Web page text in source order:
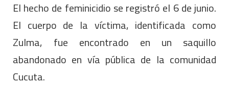
El hecho de feminicidio se registró el 6 de junio.
El cuerpo de la víctima, identificada como
Zulma, fue encontrado en un saquillo
abandonado en vía pública de la comunidad
Cucuta.